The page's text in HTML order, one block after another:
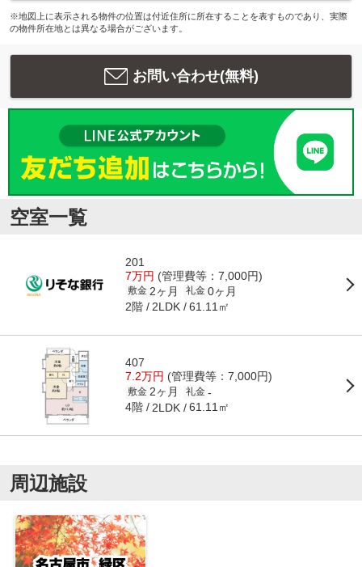
※地図上に表示される物件の位置は付近住所に所在することを表すものであり、実際
の物件所在地とは異なる場合がございます。
お問い合わせ(無料)
空室一覧
201
7万円 (管理費等：7,000円)
敷金 2ヶ月 礼金 0ヶ月
2階 2LDK 61.11㎡
407
7.2万円 (管理費等：7,000円)
敷金 2ヶ月 礼金 -
4階 2LDK 61.11㎡
周辺施設